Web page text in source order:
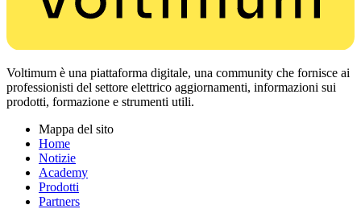
Voltimum è una piattaforma digitale, una community che fornisce ai
professionisti del settore elettrico aggiornamenti, informazioni sui
prodotti, formazione e strumenti utili.
Mappa del sito
Home
Notizie
Academy
Prodotti
Partners